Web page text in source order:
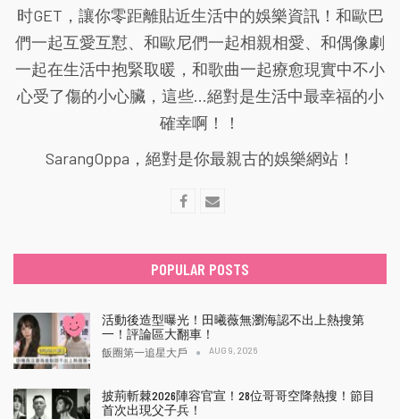
时GET，讓你零距離貼近生活中的娛樂資訊！和歐巴
們一起互愛互懟、和歐尼們一起相親相愛、和偶像劇
一起在生活中抱緊取暖，和歌曲一起療愈現實中不小
心受了傷的小心臟，這些...絕對是生活中最幸福的小
確幸啊！！
SarangOppa，絕對是你最親古的娛樂網站！
POPULAR POSTS
活動後造型曝光！田曦薇無瀏海認不出上熱搜第
一！評論區大翻車！
飯圈第一追星大戶 AUG 9, 2026
披荊斬棘2026陣容官宣！28位哥哥空降熱搜！節目
首次出現父子兵！